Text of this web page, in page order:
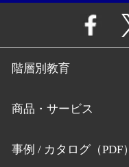
階層別教育
商品・サービス
事例 / カタログ（PDF）